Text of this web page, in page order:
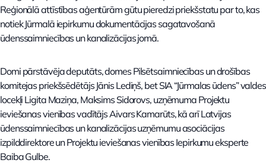
Reģionālā attīstības aģentūrām gūtu pieredzi priekšstatu par to, kas
notiek Jūrmalā iepirkumu dokumentācijas sagatavošanā
ūdenssaimniecības un kanalizācijas jomā.
Domi pārstāvēja deputāts, domes Pilsētsaimniecības un drošības
komitejas priekšsēdētājs Jānis Lediņš, bet SIA “Jūrmalas ūdens” valdes
locekļi Ligita Maziņa, Maksims Sidorovs, uzņēmuma Projektu
ieviešanas vienības vadītājs Aivars Kamarūts, kā arī Latvijas
ūdenssaimniecības un kanalizācijas uzņēmumu asociācijas
izpilddirektore un Projektu ieviešanas vienības Iepirkumu eksperte
Baiba Gulbe.